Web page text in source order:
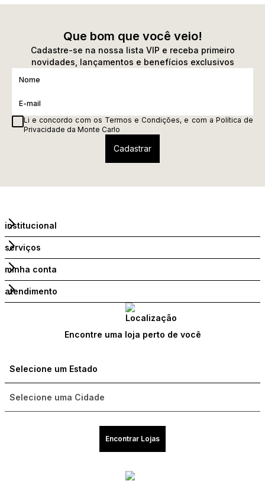
Que bom que você veio!
Cadastre-se na nossa lista VIP e receba primeiro
novidades, lançamentos e benefícios exclusivos
Li e concordo com os Termos e Condições, e com a Política de
Privacidade da Monte Carlo
institucional
serviços
minha conta
atendimento
Encontre uma loja perto de você
Encontrar Lojas